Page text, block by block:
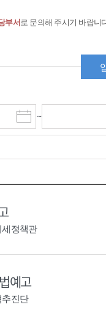
부서 로 문의해 주시기 바랍니
시
작
~
정책관
예고
추진단